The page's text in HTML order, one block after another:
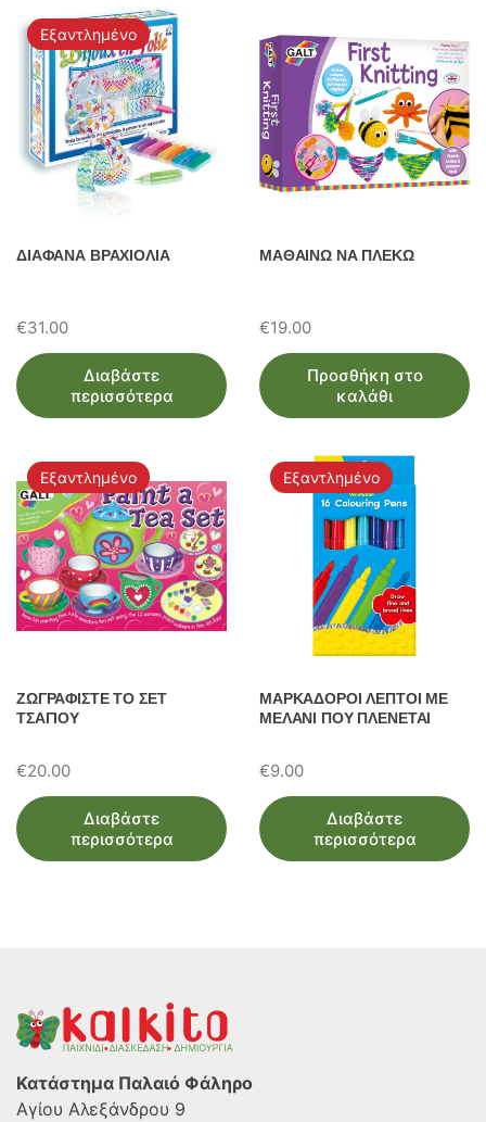
Εξαντλημένο
ΔΙΑΦΑΝΑ ΒΡΑΧΙΟΛΙΑ
€31.00
Διαβάστε
περισσότερα
ΜΑΘΑΙΝΩ ΝΑ ΠΛΕΚΩ
€19.00
Προσθήκη στο
καλάθι
Εξαντλημένο
ΖΩΓΡΑΦΙΣΤΕ ΤΟ ΣΕΤ
ΤΣΑΓΙΟΥ
€20.00
Διαβάστε
περισσότερα
Εξαντλημένο
ΜΑΡΚΑΔΟΡΟΙ ΛΕΠΤΟΙ ΜΕ
ΜΕΛΑΝΙ ΠΟΥ ΠΛΕΝΕΤΑΙ
€9.00
Διαβάστε
περισσότερα
Κατάστημα Παλαιό Φάληρο
Αγίου Αλεξάνδρου 9